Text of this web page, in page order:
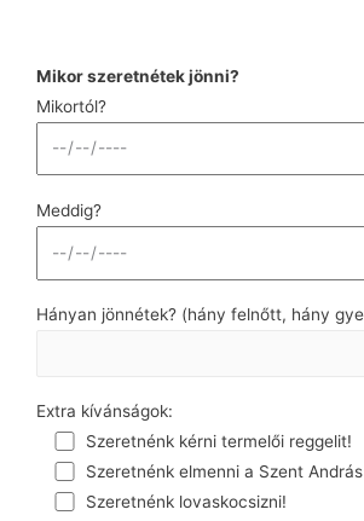
Mikor szeretnétek jönni?
Mikortól?
Meddig?
Hányan jönnétek? (hány felnőtt, hány
Extra kívánságok:
Szeretnénk kérni termelői reggelit!
Szeretnénk elmenni a Szent
Szeretnénk lovaskocsizni!